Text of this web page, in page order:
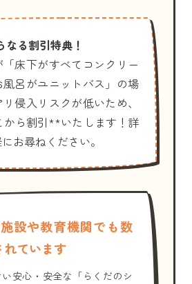
なる割引特典！
床下がすべてコンクリー
風呂がユニットバス」の場
侵入リスクが低いため、
ら割引**いたします！詳
お尋ねください。
設や教育機関でも数
れています
安心・安全な「らくだのシ